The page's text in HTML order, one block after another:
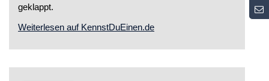
geklappt.
Weiterlesen auf KennstDuEinen.de